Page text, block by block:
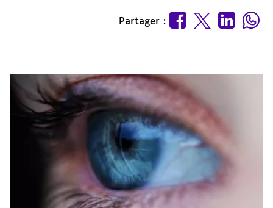
Partager :